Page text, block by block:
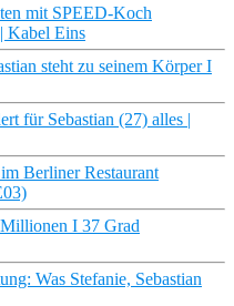
mit SPEED-Koch
Kabel Eins
steht zu seinem Körper I
für Sebastian (27) alles |
Berliner Restaurant
Millionen I 37 Grad
Was Stefanie, Sebastian